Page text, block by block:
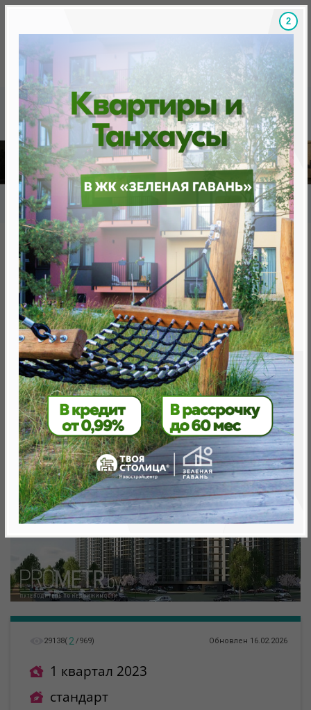
Скидки на новостройки, бонусы Готовые
Главная База новостроек Минска «Минск Мир»
10.6 "Фиджи", квартал "Тропические острова"
10.6 "Фиджи", квартал
"Тропические острова"
нет в продаже
Минск, Октябрьский, ул. Жореса Алфёрова, 10
метро «Ковальская Слобода», 566 м
29138( 2 /969) Обновлен 16.02.2026
1 квартал 2023
стандарт
1